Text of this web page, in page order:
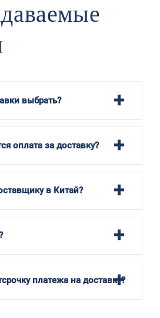
выбрать?
оплата за доставку?
в Китай?
платежа на доставку?